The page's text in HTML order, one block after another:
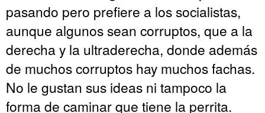
pasando pero prefiere a los socialistas,
aunque algunos sean corruptos, que a la
derecha y la ultraderecha, donde además
de muchos corruptos hay muchos fachas.
No le gustan sus ideas ni tampoco la
forma de caminar que tiene la perrita.